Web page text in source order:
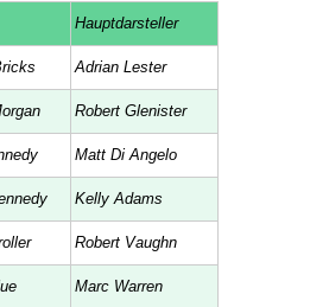
Hauptdarsteller
Adrian Lester
Robert Glenister
Matt Di Angelo
Kelly Adams
Robert Vaughn
Marc Warren